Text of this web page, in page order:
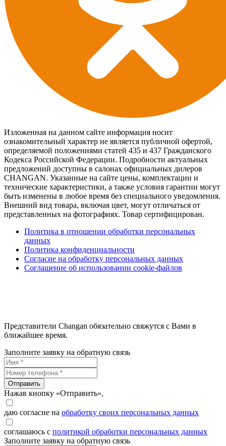
Изложенная на данном сайте информация носит
ознакомительный характер не является публичной офертой,
определяемой положениями статей 435 и 437 Гражданского
Кодекса Российской Федерации. Подробности актуальных
предложений доступны в салонах официальных дилеров
CHANGAN. Указанные на сайте цены, комплектации и
технические характеристики, а также условия гарантии могут
быть изменены в любое время без специального уведомления.
Внешний вид товара, включая цвет, могут отличаться от
представленных на фотографиях. Товар сертифицирован.
Политика в отношении обработки персональных
данных
Политика конфиденциальности
Согласие на обработку персональных данных
Соглашение об использовании cookie-файлов
Представители Changan обязательно свяжутся с Вами в
ближайшее время.
Заполните заявку на обратную связь
Отправить
Нажав кнопку «Отправить»,
даю согласие на обработку своих персональных данных
соглашаюсь с политикой обработки персональных данных
Заполните заявку на обратную связь